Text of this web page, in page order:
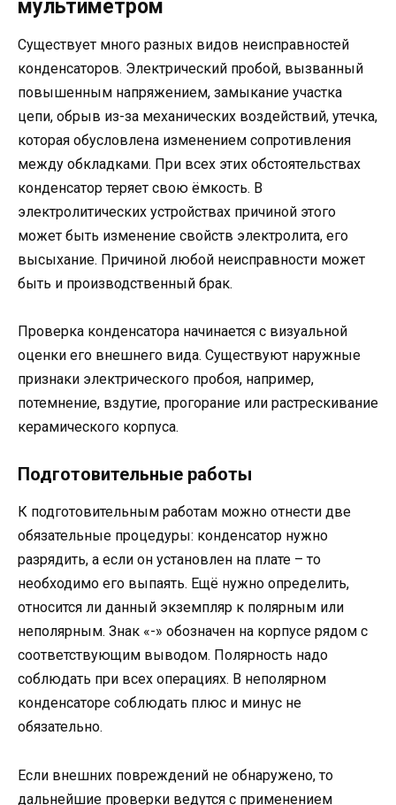
мультиметром
Существует много разных видов неисправностей
конденсаторов. Электрический пробой, вызванный
повышенным напряжением, замыкание участка
цепи, обрыв из-за механических воздействий, утечка,
которая обусловлена изменением сопротивления
между обкладками. При всех этих обстоятельствах
конденсатор теряет свою ёмкость. В
электролитических устройствах причиной этого
может быть изменение свойств электролита, его
высыхание. Причиной любой неисправности может
быть и производственный брак.
Проверка конденсатора начинается с визуальной
оценки его внешнего вида. Существуют наружные
признаки электрического пробоя, например,
потемнение, вздутие, прогорание или растрескивание
керамического корпуса.
Подготовительные работы
К подготовительным работам можно отнести две
обязательные процедуры: конденсатор нужно
разрядить, а если он установлен на плате – то
необходимо его выпаять. Ещё нужно определить,
относится ли данный экземпляр к полярным или
неполярным. Знак «-» обозначен на корпусе рядом с
соответствующим выводом. Полярность надо
соблюдать при всех операциях. В неполярном
конденсаторе соблюдать плюс и минус не
обязательно.
Если внешних повреждений не обнаружено, то
дальнейшие проверки ведутся с применением